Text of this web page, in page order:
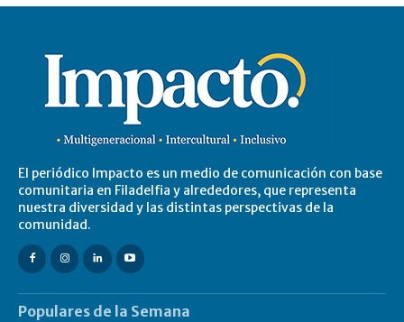
El periódico Impacto es un medio de comunicación con base
comunitaria en Filadelfia y alrededores, que representa
nuestra diversidad y las distintas perspectivas de la
comunidad.
Populares de la Semana